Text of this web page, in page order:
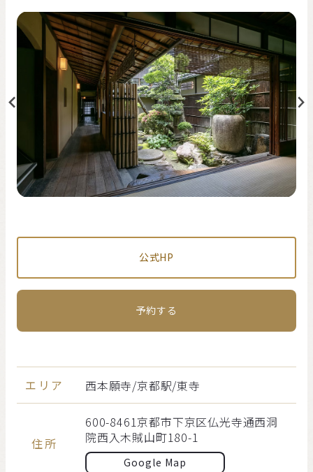
公式HP
予約する
エリア 西本願寺/京都駅/東寺
住所
600-8461京都市下京区仏光寺通西洞
院西入木賊山町180-1
Google Map